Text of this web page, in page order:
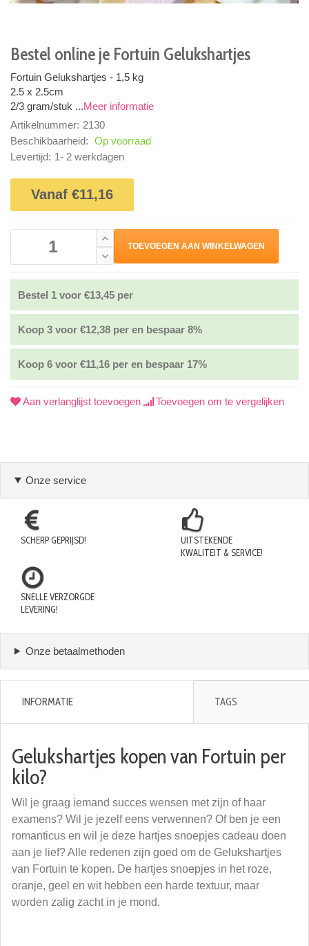
Bestel online je Fortuin Gelukshartjes
Fortuin Gelukshartjes - 1,5 kg
2.5 x 2.5cm
2/3 gram/stuk ...Meer informatie
Artikelnummer: 2130
Beschikbaarheid: Op voorraad
Levertijd: 1- 2 werkdagen
Vanaf €11,16
TOEVOEGEN AAN WINKELWAGEN
Bestel 1 voor €13,45 per
Koop 3 voor €12,38 per en bespaar 8%
Koop 6 voor €11,16 per en bespaar 17%
Aan verlanglijst toevoegen Toevoegen om te vergelijken
Onze service
SCHERP GEPRIJSD!
UITSTEKENDE
KWALITEIT & SERVICE!
SNELLE VERZORGDE
LEVERING!
Onze betaalmethoden
INFORMATIE TAGS
Gelukshartjes kopen van Fortuin per
kilo?
Wil je graag iemand succes wensen met zijn of haar
examens? Wil je jezelf eens verwennen? Of ben je een
romanticus en wil je deze hartjes snoepjes cadeau doen
aan je lief? Alle redenen zijn goed om de Gelukshartjes
van Fortuin te kopen. De hartjes snoepjes in het roze,
oranje, geel en wit hebben een harde textuur, maar
worden zalig zacht in je mond.